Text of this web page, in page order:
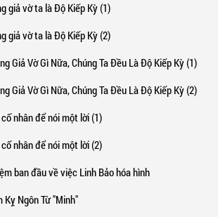
giả vờ ta là Độ Kiếp Kỳ (1)
giả vờ ta là Độ Kiếp Kỳ (2)
Giả Vờ Gì Nữa, Chúng Ta Đều Là Độ Kiếp Kỳ (1)
Giả Vờ Gì Nữa, Chúng Ta Đều Là Độ Kiếp Kỳ (2)
cố nhân để nói một lời (1)
cố nhân để nói một lời (2)
ban đầu về việc Linh Bảo hóa hình
Kỵ Ngôn Từ "Minh"